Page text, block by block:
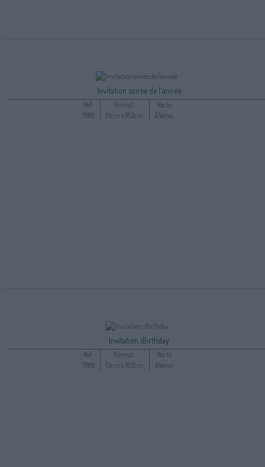
Invitation soirée de l'année
Ref :
7885
Format :
13cm x 18,2cm
Recto
&Verso
Invitation iBirthday
Ref :
7888
Format :
13cm x 18,2cm
Recto
&Verso